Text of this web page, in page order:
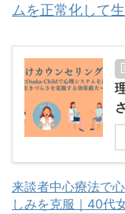
ムを正常化して
来談者中心療法で
しみを克服｜40代